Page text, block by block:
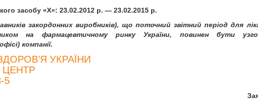
засобу «X»: 23.02.2012 р. — 23.02.2015 р.
закордонних виробників), що поточний звітний період для
на фармацевтичному ринку України, повинен бути
компанії.
УКРАЇНИ
5